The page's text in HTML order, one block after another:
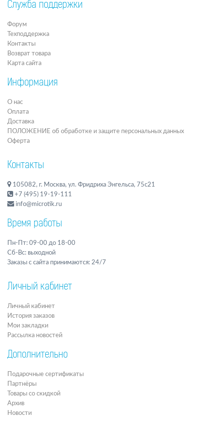
Служба поддержки
Форум
Техподдержка
Контакты
Возврат товара
Карта сайта
Информация
О нас
Оплата
Доставка
ПОЛОЖЕНИЕ об обработке и защите персональных данных
Оферта
Контакты
105082, г. Москва, ул. Фридриха Энгельса, 75с21
+7 (495) 19-19-111
info@microtik.ru
Время работы
Пн-Пт: 09-00 до 18-00
Сб-Вс: выходной
Заказы с сайта принимаются: 24/7
Личный кабинет
Личный кабинет
История заказов
Мои закладки
Рассылка новостей
Дополнительно
Подарочные сертификаты
Партнёры
Товары со скидкой
Архив
Новости